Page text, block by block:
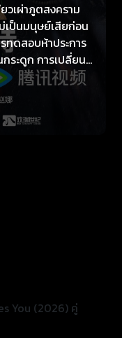
วเผ่าภูตสงคราม
เป็นมนุษย์เสียก่อน
ทดสอบห้าประการ
ระดูก การเปลี่ยน
ญเซียนที่มีชะตาจะ
ยเต๋าโดยกำเนิด
นแรกเขาคิดว่า
ตุการณ์อันตราย
ร้เทียมทาน" และ
You (2026) คู่